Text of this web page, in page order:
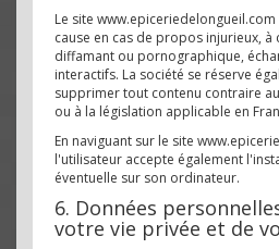
Le site
cause en cas de propos injurieux, à
diffamant ou pornographique,
interactifs. La société se réserve
supprimer tout contenu contraire
ou à la législation applicable en
En naviguant sur le site
l'utilisateur accepte également
éventuelle sur son ordinateur.
6. Données
votre vie privée et de